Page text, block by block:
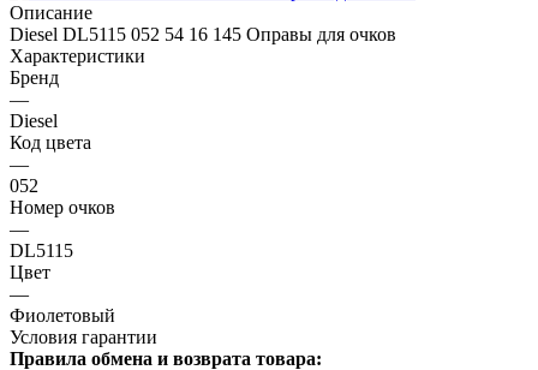
Описание
Diesel DL5115 052 54 16 145 Оправы для очков
Характеристики
Бренд
—
Diesel
Код цвета
—
052
Номер очков
—
DL5115
Цвет
—
Фиолетовый
Условия гарантии
Правила обмена и возврата товара: